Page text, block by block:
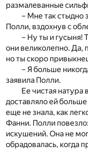
размалеванные
– Мне так стыдно
Полли, вздохнув с
– Ну ты и гусыня!
они великолепно. Да,
но ты скоро
– Я больше
заявила Полли.
Ее чистая натура
доставляло ей
еще не знала, как
Фанни. Полли
искушений. Она не
обрадовалась, когда